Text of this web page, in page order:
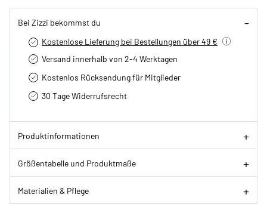
Bei Zizzi bekommst du
Kostenlose Lieferung bei Bestellungen über 49 €
Versand innerhalb von 2-4 Werktagen
Kostenlos Rücksendung für Mitglieder
30 Tage Widerrufsrecht
Produktinformationen
Größentabelle und Produktmaße
Materialien & Pflege